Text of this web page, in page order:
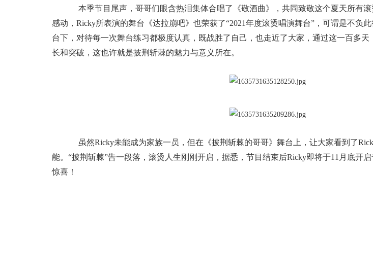
本季节目尾声，哥哥们眼含热泪集体合唱了《敬酒曲》，共同致敬这个夏天所有
感动，Ricky所表演的舞台《达拉崩吧》也荣获了“2021年度滚烫唱演舞台”，可谓是不负
台下，对待每一次舞台练习都极度认真，既战胜了自己，也走近了大家，通过这一百多
长和突破，这也许就是披荆斩棘的魅力与意义所在。
虽然Ricky未能成为家族一员，但在《披荆斩棘的哥哥》舞台上，让大家看到了
能。“披荆斩棘”告一段落，滚烫人生刚刚开启，据悉，节目结束后Ricky即将于11月底开
惊喜！